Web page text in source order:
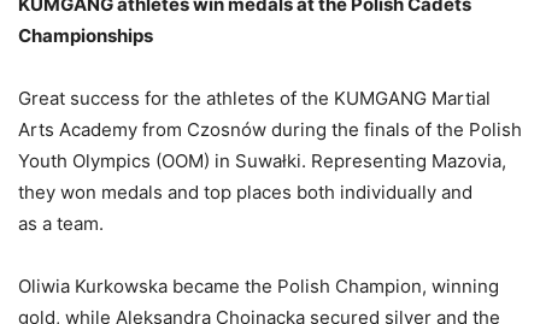
Championships
Great success for the athletes of the KUMGANG Martial
Arts Academy from Czosnów during the finals of the Polish
Youth Olympics (OOM) in Suwałki. Representing Mazovia,
they won medals and top places both individually and
as a team.
Oliwia Kurkowska became the Polish Champion, winning
gold, while Aleksandra Chojnacka secured silver and the